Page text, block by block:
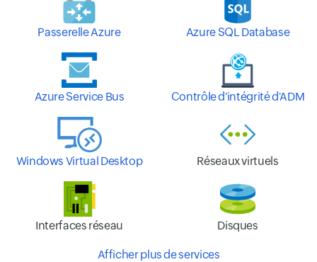
Passerelle Azure Azure SQL Database
Azure Service Bus Contrôle d'intégrité d'ADM
Windows Virtual Desktop Réseaux virtuels
Interfaces réseau Disques
Afficher plus de services